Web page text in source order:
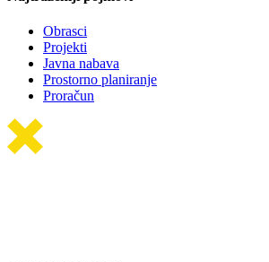
Obrasci
Projekti
Javna nabava
Prostorno planiranje
Proračun